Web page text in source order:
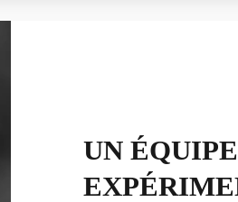
UN ÉQUIPE